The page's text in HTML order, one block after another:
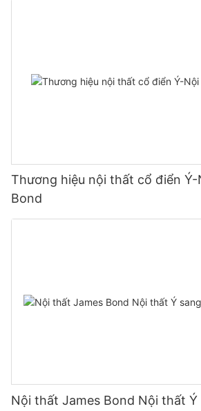
Thương hiệu nội thất cổ điển
Bond
Nội thất James Bond Nội thất